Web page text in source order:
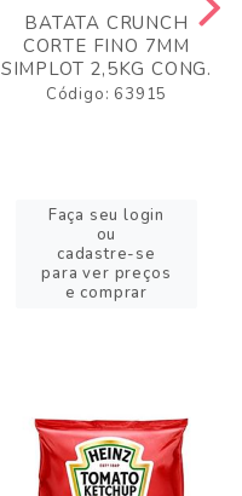
BATATA CRUNCH
CORTE FINO 7MM
SIMPLOT 2,5KG CONG.
Código: 63915
Faça seu login
ou
cadastre-se
para ver preços
e comprar